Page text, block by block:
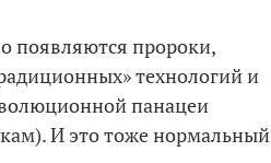
появляются пророки,
технологий и
панацеи
И это тоже нормальный